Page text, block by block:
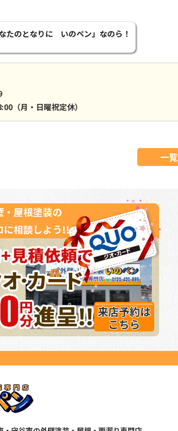
なたのとなりに いのペン」なのら！
（月・日曜祝定休）
一覧
・屋根塗装の
に相談しよう!!
来店予約は
こちら